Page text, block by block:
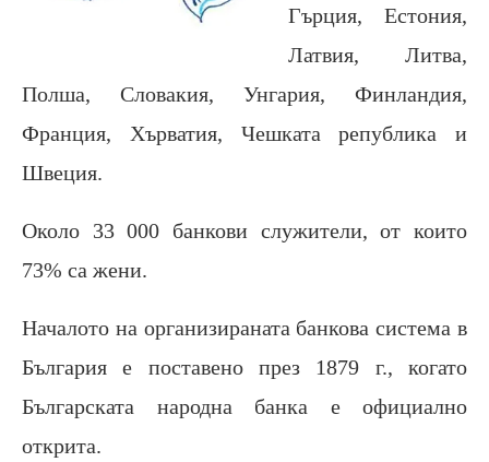
Гърция, Естония,
Латвия, Литва,
Полша, Словакия, Унгария, Финландия,
Франция, Хърватия, Чешката република и
Швеция.
Около 33 000 банкови служители, от които
73% са жени.
Началото на организираната банкова система в
България е поставено през 1879 г., когато
Българската народна банка е официално
открита.